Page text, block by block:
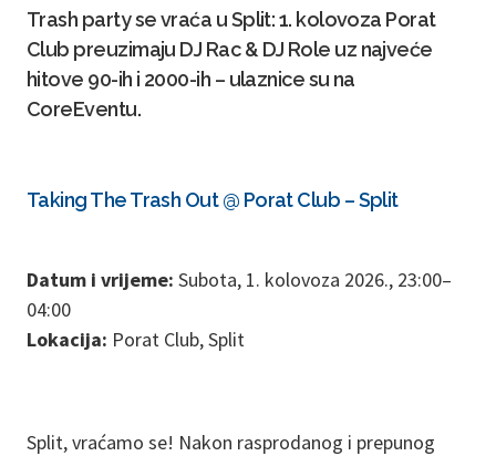
Trash party se vraća u Split: 1. kolovoza Porat
Club preuzimaju DJ Rac & DJ Role uz najveće
hitove 90-ih i 2000-ih – ulaznice su na
CoreEventu.
Taking The Trash Out @ Porat Club – Split
Datum i vrijeme: Subota, 1. kolovoza 2026., 23:00–
04:00
Lokacija: Porat Club, Split
Split, vraćamo se! Nakon rasprodanog i prepunog